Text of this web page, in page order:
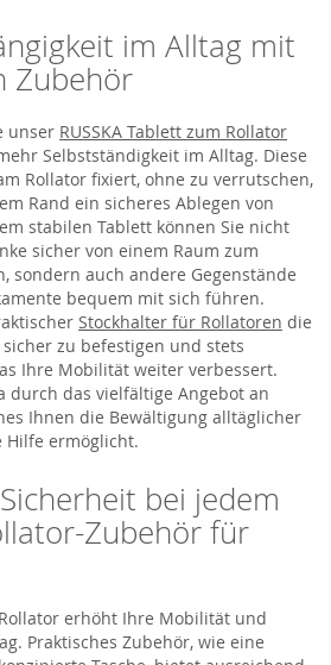
im Alltag mit
Zubehör
unser RUSSKA Tablett zum Rollator
Selbstständigkeit im Alltag. Diese
Rollator fixiert, ohne zu verrutschen,
Rand ein sicheres Ablegen von
stabilen Tablett können Sie nicht
sicher von einem Raum zum
sondern auch andere Gegenstände
bequem mit sich führen.
Stockhalter für Rollatoren die
zu befestigen und stets
Ihre Mobilität weiter verbessert.
durch das vielfältige Angebot an
Ihnen die Bewältigung alltäglicher
Hilfe ermöglicht.
bei jedem
Zubehör für
erhöht Ihre Mobilität und
Praktisches Zubehör, wie eine